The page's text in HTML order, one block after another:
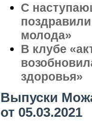
С
молода»
В клубе
здоровья»
Выпуски
от 05.03.2021